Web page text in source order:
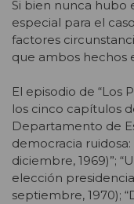
Si bien nunca hubo
especial para el
factores
que ambos hechos
El episodio de “Los
los cinco capítulos
Departamento de
democracia
diciembre, 1969)”;
elección
septiembre, 1970);